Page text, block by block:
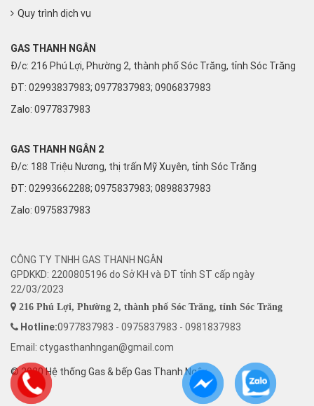
Quy trình dịch vụ
GAS THANH NGÂN
Đ/c: 216 Phú Lợi, Phường 2, thành phố Sóc Trăng, tỉnh Sóc Trăng
ĐT: 02993837983; 0977837983; 0906837983
Zalo: 0977837983
GAS THANH NGÂN 2
Đ/c: 188 Triệu Nương, thị trấn Mỹ Xuyên, tỉnh Sóc Trăng
ĐT: 02993662288; 0975837983; 0898837983
Zalo: 0975837983
CÔNG TY TNHH GAS THANH NGÂN
GPDKKD: 2200805196 do Sở KH và ĐT tỉnh ST cấp ngày
22/03/2023
216 Phú Lợi, Phường 2, thành phố Sóc Trăng, tỉnh Sóc Trăng
Hotline:0977837983 - 0975837983 - 0981837983
Email: ctygasthanhngan@gmail.com
© 2020 Hệ thống Gas & bếp Gas Thanh Ngân